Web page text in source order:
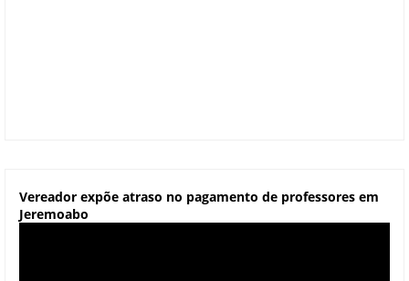
Vereador expõe atraso no pagamento de professores em
Jeremoabo